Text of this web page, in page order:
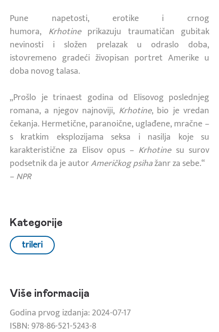
Pune napetosti, erotike i crnog
humora, Krhotine prikazuju traumatičan gubitak
nevinosti i složen prelazak u odraslo doba,
istovremeno gradeći živopisan portret Amerike u
doba novog talasa.
„Prošlo je trinaest godina od Elisovog poslednjeg
romana, a njegov najnoviji, Krhotine, bio je vredan
čekanja. Hermetične, paranoične, uglađene, mračne –
s kratkim eksplozijama seksa i nasilja koje su
karakteristične za Elisov opus – Krhotine su surov
podsetnik da je autorAmeričkog psihažanr za sebe.“
–NPR
Kategorije
trileri
Više informacija
Godina prvog izdanja: 2024-07-17
ISBN: 978-86-521-5243-8